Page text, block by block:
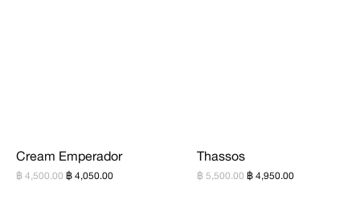
Cream Emperador
฿ 4,500.00 ฿ 4,050.00
Thassos
฿ 5,500.00 ฿ 4,950.00